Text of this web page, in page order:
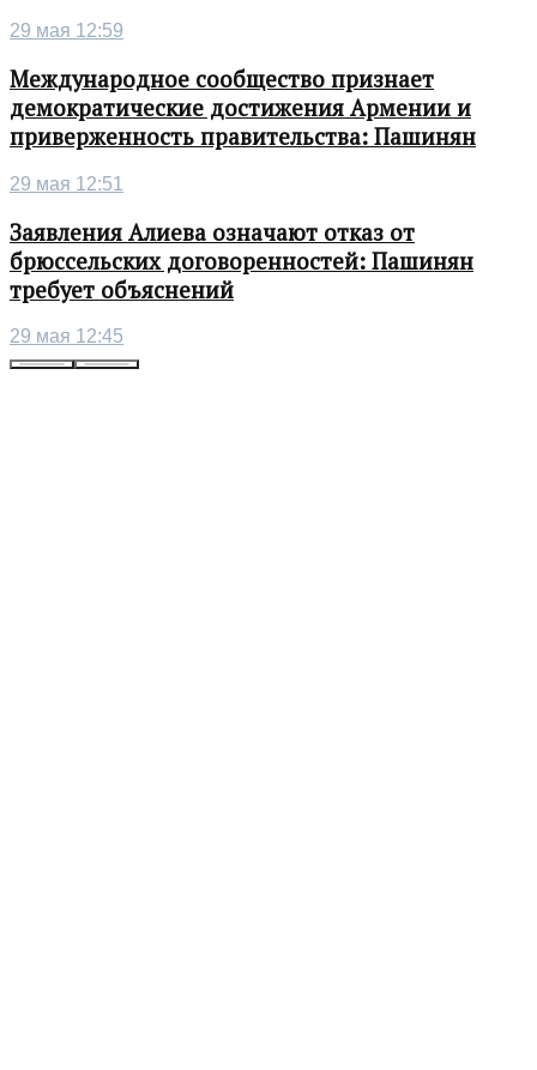
29 мая 12:59
Международное сообщество признает
демократические достижения Армении и
приверженность правительства: Пашинян
29 мая 12:51
Заявления Алиева означают отказ от
брюссельских договоренностей: Пашинян
требует объяснений
29 мая 12:45